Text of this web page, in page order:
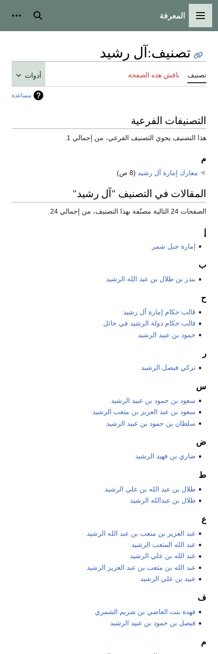
القائمة الرئيسية
المعرفة بحث
تصنيف:آل رشيد
تصنيف ناقش هذه الصفحة أدوات
مساعدة
التصنيفات الفرعية
هذا التصنيف يحوي التصنيف الفرعي، من إجمالي 1.
م
معارك إمارة آل رشيد (8 ص)
المقالات في التصنيف "آل رشيد"
الصفحات 24 التالية مصنّفة بهذا التصنيف، من إجمالي 24.
إمارة جبل شمر
ب
بندر بن طلال بن عبد الله الرشيد
ح
قالب:حكام إمارة آل رشيد
قالب:حكام دولة الرشيد في حائل
حمود بن عبيد الرشيد
ر
تركي فيصل الرشيد
س
سعود بن حمود بن عبيد الرشيد
سعود بن عبد العزيز بن متعب الرشيد
سلطان بن حمود بن عبيد الرشيد
ض
ضاري بن فهيد الرشيد
ط
طلال بن عبد الله بن علي الرشيد
طلال بن عبدالله الرشيد
ع
عبد العزيز بن متعب بن عبد الله الرشيد
عبد الله المتعب الرشيد
عبد الله بن علي الرشيد
عبد الله بن متعب بن عبد العزيز الرشيد
عبيد بن علي الرشيد
ف
فهدة بنت العاصي بن شريم الشمري
فيصل بن حمود بن عبيد الرشيد
م